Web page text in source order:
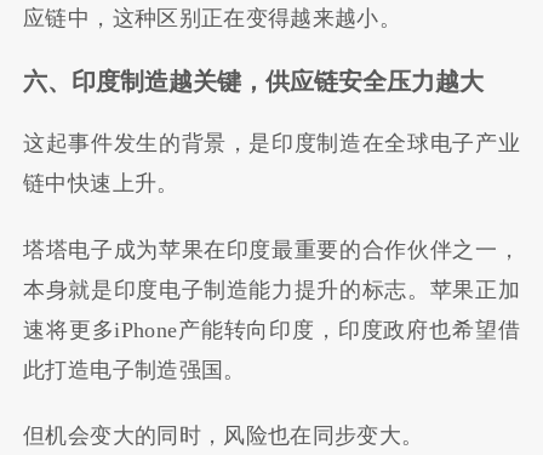
应链中，这种区别正在变得越来越小。
六、印度制造越关键，供应链安全压力越大
这起事件发生的背景，是印度制造在全球电子产业
链中快速上升。
塔塔电子成为苹果在印度最重要的合作伙伴之一，
本身就是印度电子制造能力提升的标志。苹果正加
速将更多iPhone产能转向印度，印度政府也希望借
此打造电子制造强国。
但机会变大的同时，风险也在同步变大。